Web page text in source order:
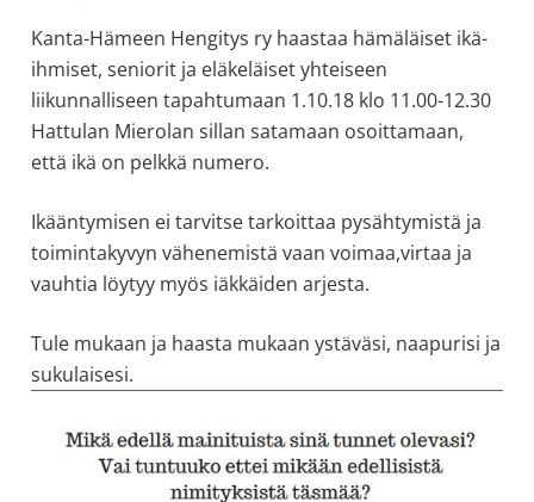
sisäilma
tai
allergiat.
K-
H
ry
Kanta-Hämeen Hengitys ry haastaa hämäläiset ikä-
ihmiset, seniorit ja eläkeläiset yhteiseen
liikunnalliseen tapahtumaan 1.10.18 klo 11.00-12.30
Hattulan Mierolan sillan satamaan osoittamaan,
että ikä on pelkkä numero.
Ikääntymisen ei tarvitse tarkoittaa pysähtymistä ja
toimintakyvyn vähenemistä vaan voimaa,virtaa ja
vauhtia löytyy myös iäkkäiden arjesta.
Tule mukaan ja haasta mukaan ystäväsi, naapurisi ja
sukulaisesi.